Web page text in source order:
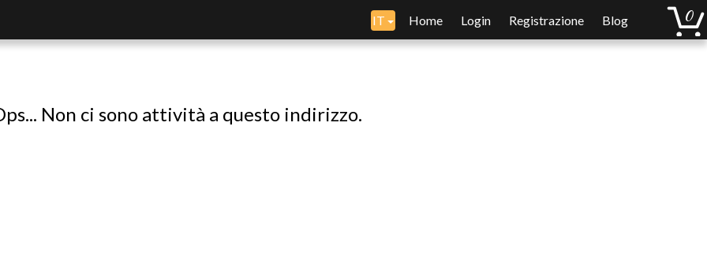
IT Home Login Registrazione Blog
Non ci sono attività a questo indirizzo.